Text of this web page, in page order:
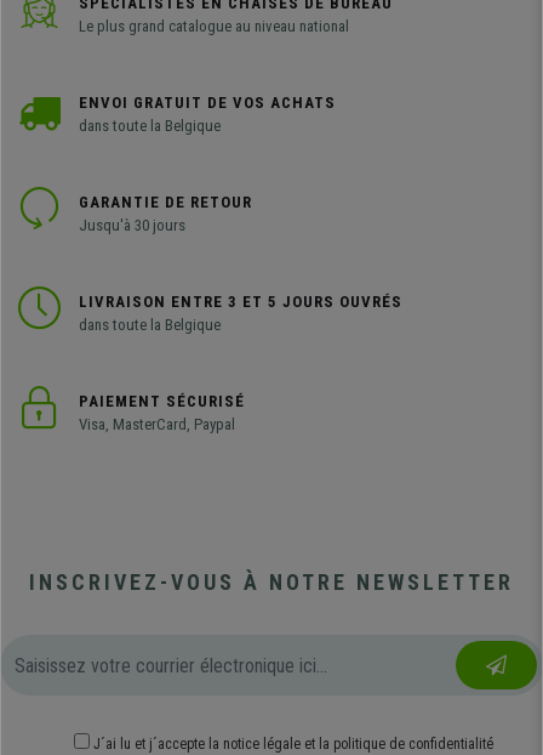
Le plus grand catalogue au niveau national
ENVOI GRATUIT DE VOS ACHATS
dans toute la Belgique
GARANTIE DE RETOUR
Jusqu'à 30 jours
LIVRAISON ENTRE 3 ET 5 JOURS OUVRÉS
dans toute la Belgique
PAIEMENT SÉCURISÉ
Visa, MasterCard, Paypal
INSCRIVEZ-VOUS À NOTRE NEWSLETTER
J´ai lu et j´accepte la notice légale et la politique de confidentialité